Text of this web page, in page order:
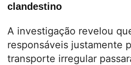
clandestino
A investigação revelou
responsáveis justamente
transporte irregular